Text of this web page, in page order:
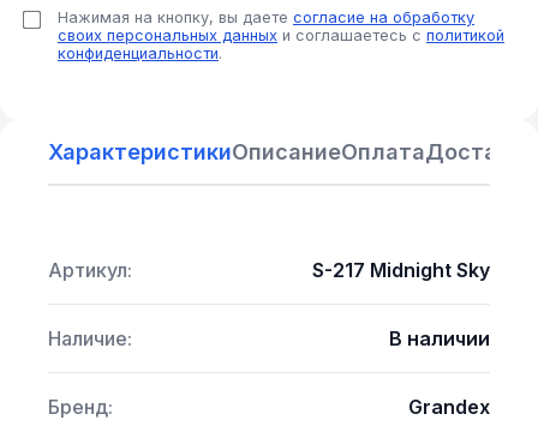
Нажимая на кнопку, вы даете согласие на обработку
своих персональных данных и соглашаетесь с политикой
конфиденциальности.
ХарактеристикиОписаниеОплатаДоставка
Артикул: S-217 Midnight Sky
Наличие: В наличии
Бренд: Grandex